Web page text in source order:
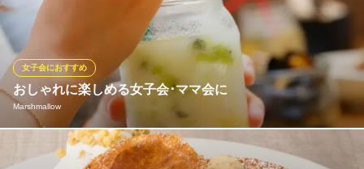
チーズケーキ、アップルパイなどカフェ顔負けのクオリティとバ
ラエティが自慢です。ランチメニューにセットでデザートも追加
可能◎カフェタイムに最適なソフトドリンクも豊富にご用意して
おりますので、ぜひカフェとしても気軽にご利用ください。
Promessa（プロメッサ）
緑町駅 イタリア料理
伊豆箱根鉄道大雄山線緑町駅 徒歩5分
神奈川県小田原市栄町2-15-14 堤ビル1F
おしゃれに楽しめる女子会･ママ会に
Marshmallow
女子会におすすめ
「Marshmallow（マシュマロ）」は日常を離れて、自分だけのた